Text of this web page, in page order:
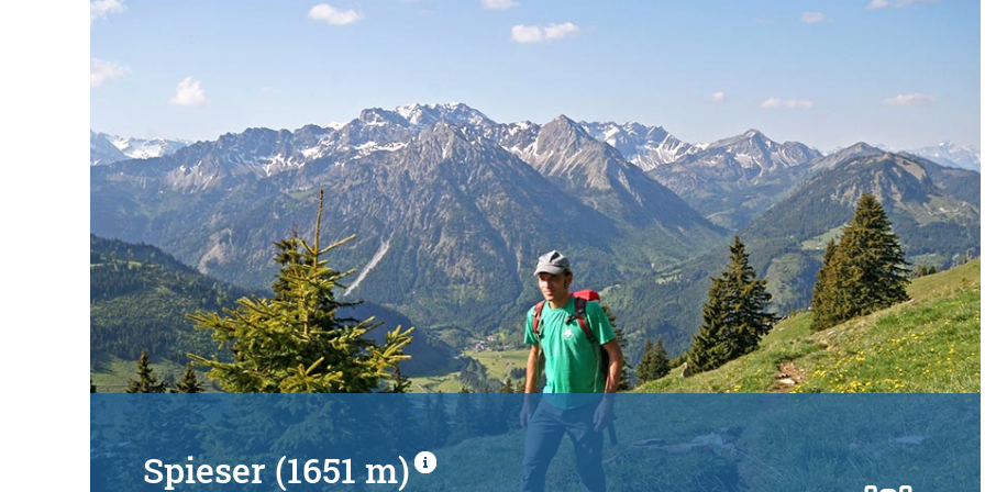
Spieser (1651 m)